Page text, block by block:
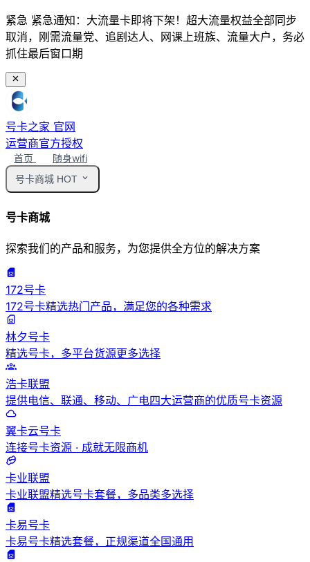
紧急 紧急通知：大流量卡即将下架！超大流量权益全部同步
取消，刚需流量党、追剧达人、网课上班族、流量大户，务必
抓住最后窗口期
号卡之家 官网
运营商官方授权
首页 随身wifi
号卡商城 HOT
号卡商城
探索我们的产品和服务，为您提供全方位的解决方案
172号卡
172号卡精选热门产品，满足您的各种需求
林夕号卡
精选号卡，多平台货源更多选择
浩卡联盟
提供电信、联通、移动、广电四大运营商的优质号卡资源
翼卡云号卡
连接号卡资源 · 成就无限商机
卡业联盟
卡业联盟精选号卡套餐，多品类多选择
卡易号卡
卡易号卡精选套餐，正规渠道全国通用